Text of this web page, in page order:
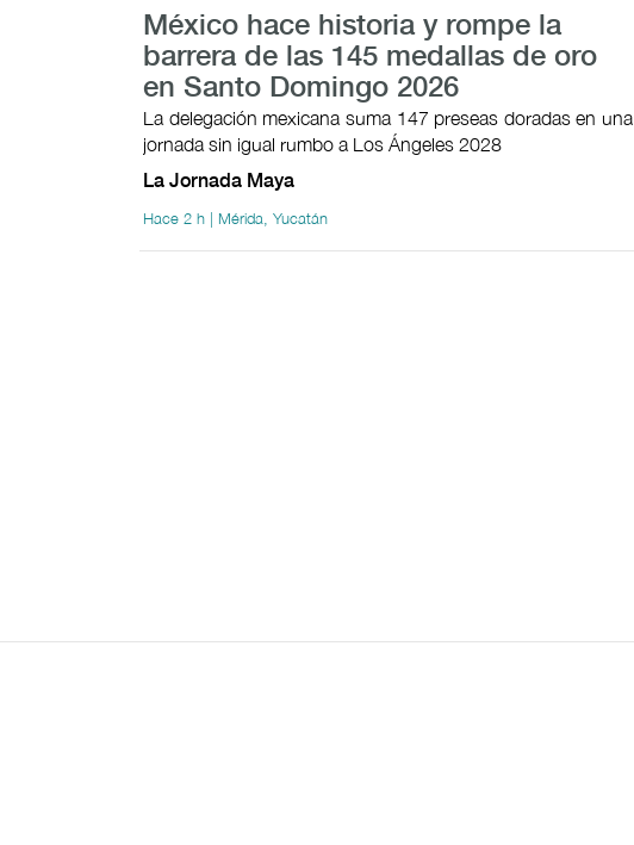
México hace historia y rompe la
barrera de las 145 medallas de oro
en Santo Domingo 2026
La delegación mexicana suma 147 preseas doradas en una
jornada sin igual rumbo a Los Ángeles 2028
La Jornada Maya
Hace 2 h | Mérida, Yucatán